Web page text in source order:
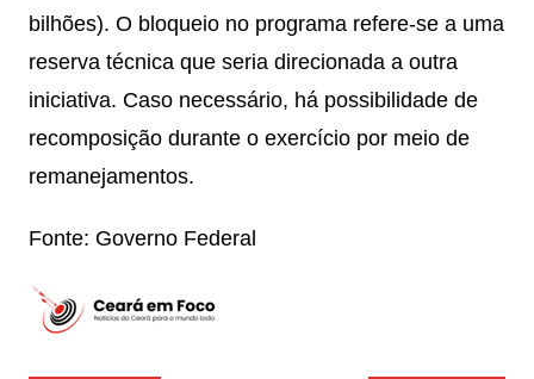
bilhões). O bloqueio no programa refere-se a uma
reserva técnica que seria direcionada a outra
iniciativa. Caso necessário, há possibilidade de
recomposição durante o exercício por meio de
remanejamentos.
Fonte: Governo Federal